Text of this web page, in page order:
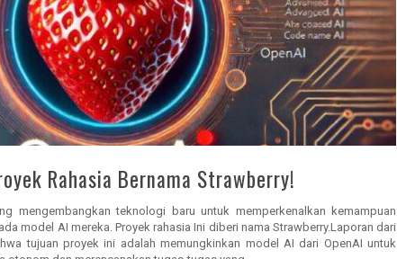
Rahasia Bernama Strawberry!
mengembangkan teknologi baru untuk memperkenalkan kemampuan
model AI mereka. Proyek rahasia Ini diberi nama Strawberry.Laporan dari
tujuan proyek ini adalah memungkinkan model AI dari OpenAI untuk